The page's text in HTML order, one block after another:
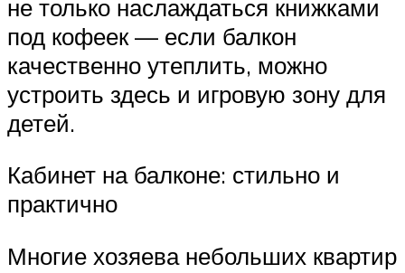
не только наслаждаться книжками
под кофеек — если балкон
качественно утеплить, можно
устроить здесь и игровую зону для
детей.
Кабинет на балконе: стильно и
практично
Многие хозяева небольших квартир